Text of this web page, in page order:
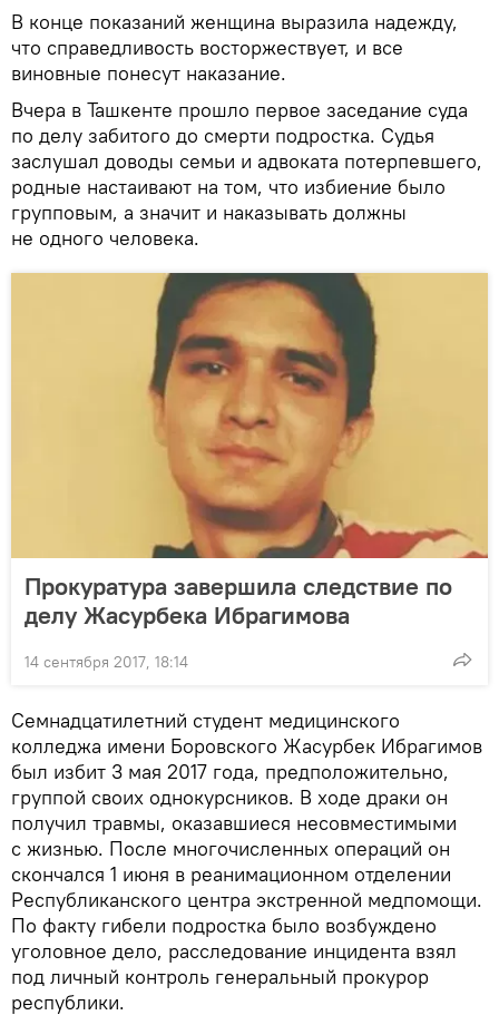
В конце показаний женщина выразила надежду,
что справедливость восторжествует, и все
виновные понесут наказание.
Вчера в Ташкенте прошло первое заседание суда
по делу забитого до смерти подростка. Судья
заслушал доводы семьи и адвоката потерпевшего,
родные настаивают на том, что избиение было
групповым, а значит и наказывать должны
не одного человека.
Прокуратура завершила следствие по
делу Жасурбека Ибрагимова
14 сентября 2017, 18:14
Семнадцатилетний студент медицинского
колледжа имени Боровского Жасурбек Ибрагимов
был избит 3 мая 2017 года, предположительно,
группой своих однокурсников. В ходе драки он
получил травмы, оказавшиеся несовместимыми
с жизнью. После многочисленных операций он
скончался 1 июня в реанимационном отделении
Республиканского центра экстренной медпомощи.
По факту гибели подростка было возбуждено
уголовное дело, расследование инцидента взял
под личный контроль генеральный прокурор
республики.